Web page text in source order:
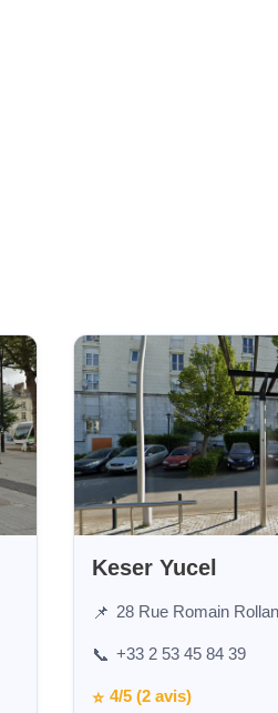
Keser Yucel
📌 28 Rue Romain
📞 +33 2 53 45 84 39
⭐ 4/5 (2 avis)